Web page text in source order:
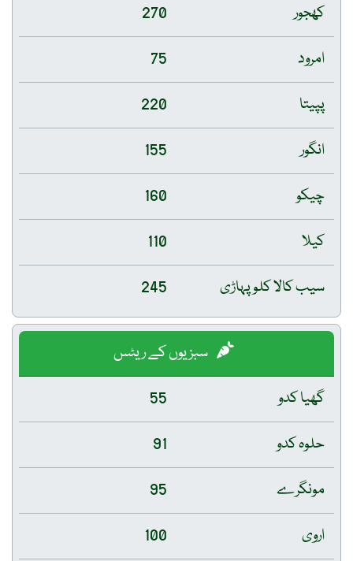
کھجور
270
امرود
75
پپیتا
220
انگور
155
چیکو
160
کیلا
110
سیب کالا کلو پہاڑی
245
سبزیوں کے ریٹس
گھیا کدو
55
حلوہ کدو
91
مونگرے
95
اروی
100